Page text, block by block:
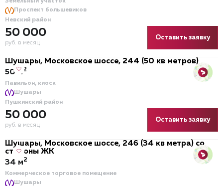
Проспект большевиков
Невский район
50 000
руб. в месяц
Оставить заявку
Шушары, Московское шоссе, 244 (50 кв метров)
Павильон, киоск
Шушары
Пушкинский район
50 000
руб. в месяц
50 м 2
Оставить заявку
Шушары, Московское шоссе, 246 (34 кв метра) со
стороны ЖК
Коммерческое торговое помещение
Шушары
34 м2